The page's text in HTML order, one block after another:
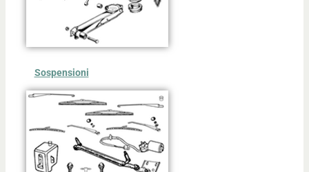
Sospensioni